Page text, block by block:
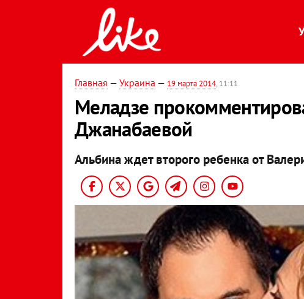
Главная — Украина — 19 марта 2014, 11:11
Меладзе
Джанабаевой
Альбина ждет второго ребенка от